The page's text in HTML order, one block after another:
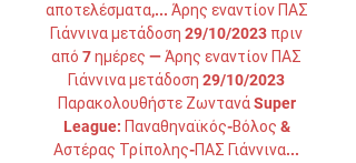
αποτελέσματα,... Άρης εναντίον ΠΑΣ
Γιάννινα μετάδοση 29/10/2023 πριν
από 7 ημέρες — Άρης εναντίον ΠΑΣ
Γιάννινα μετάδοση 29/10/2023
Παρακολουθήστε Ζωντανά Super
League: Παναθηναϊκός-Βόλος &
Αστέρας Τρίπολης-ΠΑΣ Γιάννινα...